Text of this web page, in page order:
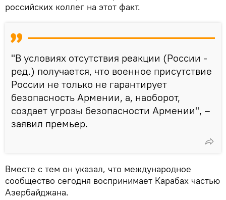
российских коллег на этот факт.
"В условиях отсутствия реакции (России -
ред.) получается, что военное присутствие
России не только не гарантирует
безопасность Армении, а, наоборот,
создает угрозы безопасности Армении", –
заявил премьер.
Вместе с тем он указал, что международное
сообщество сегодня воспринимает Карабах частью
Азербайджана.